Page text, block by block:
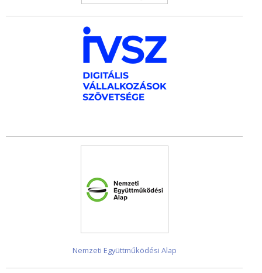
Nemzeti Együttműködési Alap